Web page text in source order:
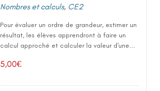
Nombres et calculs, CE2
Pour évaluer un ordre de grandeur, estimer un
résultat, les élèves apprendront à faire un
calcul approché et calculer la valeur d'une...
5,00€